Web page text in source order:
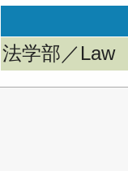
法学部／Law